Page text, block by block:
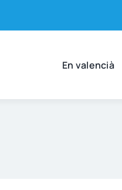
En valen­cià